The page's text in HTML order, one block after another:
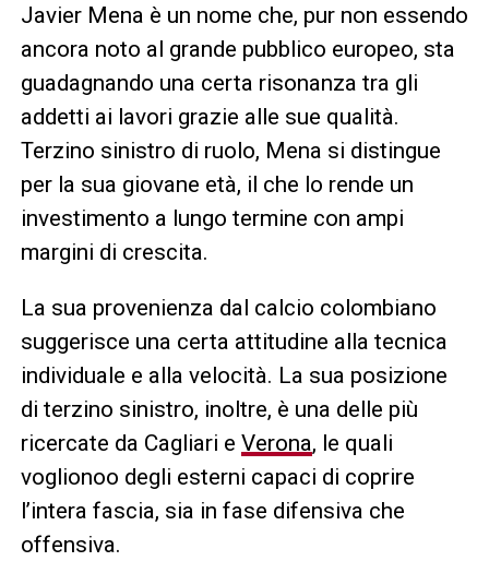
Javier Mena è un nome che, pur non essendo
ancora noto al grande pubblico europeo, sta
guadagnando una certa risonanza tra gli
addetti ai lavori grazie alle sue qualità.
Terzino sinistro di ruolo, Mena si distingue
per la sua giovane età, il che lo rende un
investimento a lungo termine con ampi
margini di crescita.
La sua provenienza dal calcio colombiano
suggerisce una certa attitudine alla tecnica
individuale e alla velocità. La sua posizione
di terzino sinistro, inoltre, è una delle più
ricercate da Cagliari e Verona, le quali
voglionoo degli esterni capaci di coprire
l’intera fascia, sia in fase difensiva che
offensiva.